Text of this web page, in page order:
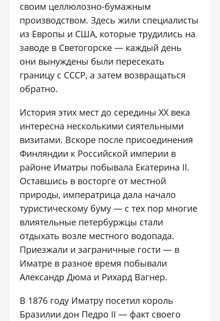
своим целлюлозно-бумажным
производством. Здесь жили специалисты
из Европы и США, которые трудились на
заводе в Светогорске — каждый день
они вынуждены были пересекать
границу с СССР, а затем возвращаться
обратно.
История этих мест до середины XX века
интересна несколькими сиятельными
визитами. Вскоре после присоединения
Финляндии к Российской империи в
районе Иматры побывала Екатерина II.
Оставшись в восторге от местной
природы, императрица дала начало
туристическому буму — с тех пор многие
влиятельные петербуржцы стали
отдыхать возле местного водопада.
Приезжали и заграничные гости — в
Иматре в разное время побывали
Александр Дюма и Рихард Вагнер.
В 1876 году Иматру посетил король
Бразилии дон Педро II — факт своего